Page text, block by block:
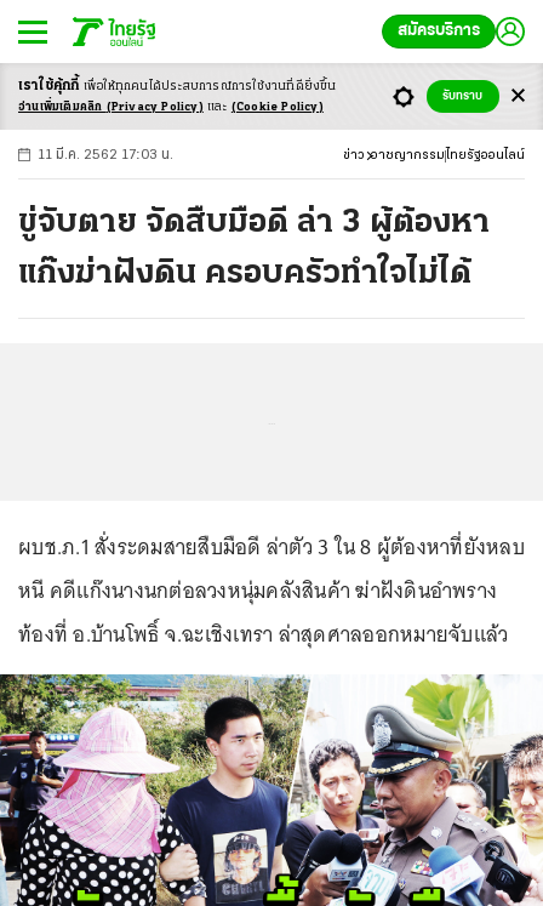
สมัครบริการ
-ก ก ก+
11 มี.ค. 2562 17:03 น. ข่าว อาชญากรรม ไทยรัฐออนไลน์
ขู่จับตาย จัดสืบมือดี ล่า 3 ผู้ต้องหา
แก๊งฆ่าฝังดิน ครอบครัวทำใจไม่ได้
ผบช.ภ.1 สั่งระดมสายสืบมือดี ล่าตัว 3 ใน 8 ผู้ต้องหาที่ยังหลบ
หนี คดีแก๊งนางนกต่อลวงหนุ่มคลังสินค้า ฆ่าฝังดินอำพราง
ท้องที่ อ.บ้านโพธิ์ จ.ฉะเชิงเทรา ล่าสุดศาลออกหมายจับแล้ว
เราใช้คุ้กกี้ เพื่อให้ทุกคนได้ประสบการณ์การใช้งานที่ดียิ่งขึ้น
อ่านเพิ่มเติมคลิก (Privacy Policy) และ (Cookie Policy)
รับทราบ